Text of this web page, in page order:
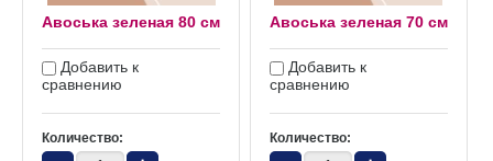
Авоська зеленая 80 см
Добавить к
сравнению
Количество:
Авоська зеленая 70 см
Добавить к
сравнению
Количество: